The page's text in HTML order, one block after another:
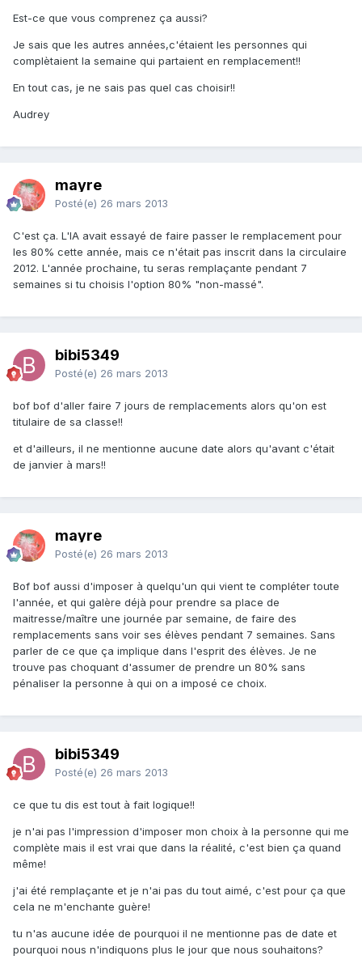
Est-ce que vous comprenez ça aussi?
Je sais que les autres années,c'étaient les personnes qui
complètaient la semaine qui partaient en remplacement!!
En tout cas, je ne sais pas quel cas choisir!!
Audrey
mayre
Posté(e) 26 mars 2013
C'est ça. L'IA avait essayé de faire passer le remplacement pour
les 80% cette année, mais ce n'était pas inscrit dans la circulaire
2012. L'année prochaine, tu seras remplaçante pendant 7
semaines si tu choisis l'option 80% "non-massé".
bibi5349
Posté(e) 26 mars 2013
bof bof d'aller faire 7 jours de remplacements alors qu'on est
titulaire de sa classe!!
et d'ailleurs, il ne mentionne aucune date alors qu'avant c'était
de janvier à mars!!
mayre
Posté(e) 26 mars 2013
Bof bof aussi d'imposer à quelqu'un qui vient te compléter toute
l'année, et qui galère déjà pour prendre sa place de
maitresse/maître une journée par semaine, de faire des
remplacements sans voir ses élèves pendant 7 semaines. Sans
parler de ce que ça implique dans l'esprit des élèves. Je ne
trouve pas choquant d'assumer de prendre un 80% sans
pénaliser la personne à qui on a imposé ce choix.
bibi5349
Posté(e) 26 mars 2013
ce que tu dis est tout à fait logique!!
je n'ai pas l'impression d'imposer mon choix à la personne qui me
complète mais il est vrai que dans la réalité, c'est bien ça quand
même!
j'ai été remplaçante et je n'ai pas du tout aimé, c'est pour ça que
cela ne m'enchante guère!
tu n'as aucune idée de pourquoi il ne mentionne pas de date et
pourquoi nous n'indiquons plus le jour que nous souhaitons?